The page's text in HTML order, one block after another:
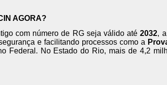
AGORA?
com número de RG seja válido até2032,
e facilitando processos como a
Federal. No Estado do Rio, mais de 4,2